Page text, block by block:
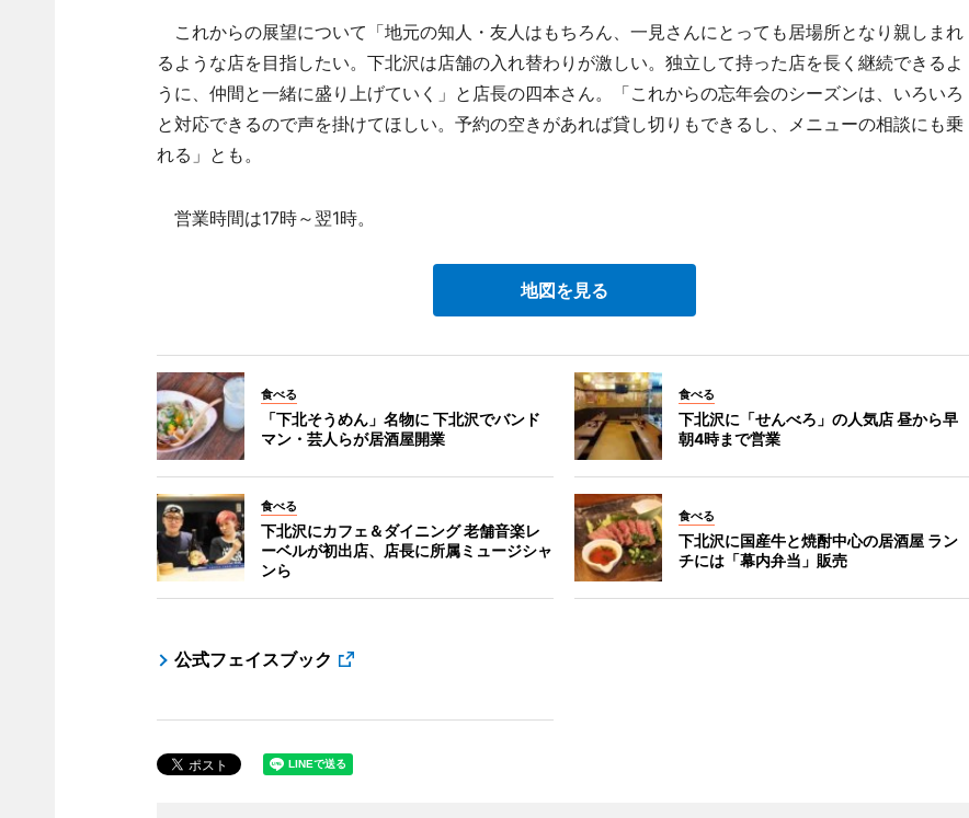
これからの展望について「地元の知人・友人はもちろん、一見さんにとっても居場所となり親しまれ
るような店を目指したい。下北沢は店舗の入れ替わりが激しい。独立して持った店を長く継続できるよ
うに、仲間と一緒に盛り上げていく」と店長の四本さん。「これからの忘年会のシーズンは、いろいろ
と対応できるので声を掛けてほしい。予約の空きがあれば貸し切りもできるし、メニューの相談にも乗
れる」とも。
営業時間は17時～翌1時。
地図を見る
食べる
「下北そうめん」名物に 下北沢でバンド
マン・芸人らが居酒屋開業
食べる
下北沢に「せんべろ」の人気店 昼から早
朝4時まで営業
食べる
下北沢にカフェ＆ダイニング 老舗音楽レ
ーベルが初出店、店長に所属ミュージシャ
ンら
食べる
下北沢に国産牛と焼酎中心の居酒屋 ラン
チには「幕内弁当」販売
公式フェイスブック